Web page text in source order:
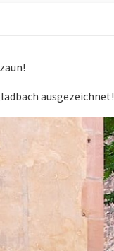
ausgezeichnet!